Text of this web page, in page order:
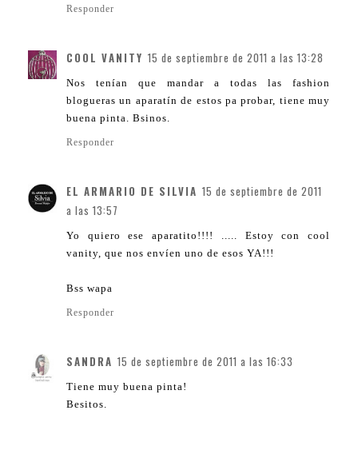
Responder
COOL VANITY 15 de septiembre de 2011 a las 13:28
Nos tenían que mandar a todas las fashion
blogueras un aparatín de estos pa probar, tiene muy
buena pinta. Bsinos.
Responder
EL ARMARIO DE SILVIA 15 de septiembre de 2011
a las 13:57
Yo quiero ese aparatito!!!! ..... Estoy con cool
vanity, que nos envíen uno de esos YA!!!
Bss wapa
Responder
SANDRA 15 de septiembre de 2011 a las 16:33
Tiene muy buena pinta!
Besitos.